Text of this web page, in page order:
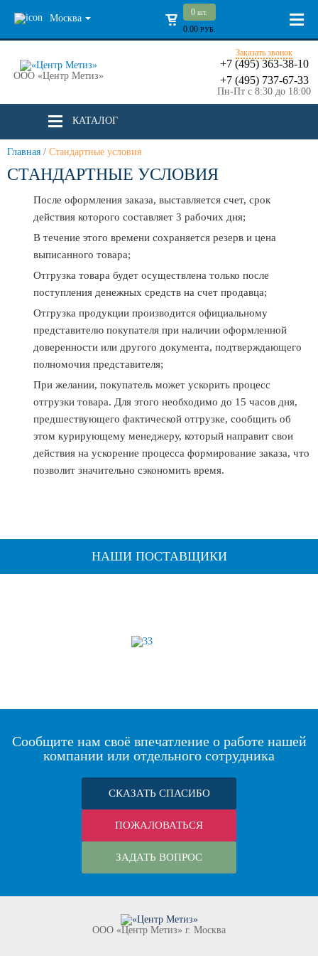
Москва
0 шт.
0.00 РУБ.
ООО «Центр Метиз»
Заказать звонок
+7 (495) 363-38-10
+7 (495) 737-67-33
Пн-Пт с 8:30 до 18:00
КАТАЛОГ
Главная / Стандартные условия
СТАНДАРТНЫЕ УСЛОВИЯ
После оформления заказа, выставляется счет, срок
действия которого составляет 3 рабочих дня;
В течение этого времени сохраняется резерв и цена
выписанного товара;
Отгрузка товара будет осуществлена только после
поступления денежных средств на счет продавца;
Отгрузка продукции производится официальному
представителю покупателя при наличии оформленной
доверенности или другого документа, подтверждающего
полномочия представителя;
При желании, покупатель может ускорить процесс
отгрузки товара. Для этого необходимо до 15 часов дня,
предшествующего фактической отгрузке, сообщить об
этом курирующему менеджеру, который направит свои
действия на ускорение процесса формирование заказа, что
позволит значительно сэкономить время.
НАШИ ПОСТАВЩИКИ
Сообщите нам своё впечатление о работе нашей
компании или отдельного сотрудника
СКАЗАТЬ СПАСИБО
ПОЖАЛОВАТЬСЯ
ЗАДАТЬ ВОПРОС
ООО «Центр Метиз» г. Москва